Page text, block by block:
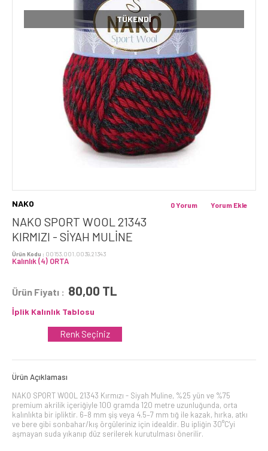
TÜKENDI
NAKO
NAKO SPORT WOOL 21343
KIRMIZI - SIYAH MULINE
Ürün Kodu : 00153.001.0039.21343
Kalınlık (4) ORTA
Yorum Ekle
0 Yorum
Ürün Fiyatı : 80,00 TL
İplik Kalınlık Tablosu
Renk Seçiniz
Ürün Açıklaması
NAKO SPORT WOOL 21343 Kırmızı - Siyah Muline, %25 yün ve %75
premium akrilik içeriğiyle 100 gramda 120 metre uzunluğunda, orta
kalınlıkta bir ipliktir. 6–8 mm şiş veya 4.5–7 mm tığ ile kazak, hırka, atkı
ve bere gibi sonbahar/kış örgüleriniz için idealdir. Bu ipliğin 30°C'yi
aşmayan suda yıkanıp düz serilerek kurutulması önerilir.